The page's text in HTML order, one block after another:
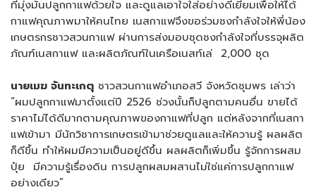
ที่มุ่งมั่นปลูกกาแฟด้วยใจ และดูแลเอาใจใส่อย่างดีเยี่ยมเพื่อให้ได้
กาแฟคุณภาพมาให้คนไทย เนสกาแฟจึงขอร่วมชงกำลังใจให้พี่น้อง
เกษตรกรชาวสวนกาแฟ ผ่านการส่งมอบชุดชงกำลังใจที่บรรจุผลิต
ภัณฑ์เนสกาแฟ และผลิตภัณฑ์ในเครือเนสท์เล่ 2,000 ชุด
นายเมฆ จันทะเกตุ ชาวสวนกาแฟอำเภอสวี จังหวัดชุมพร เล่าว่า
“ผมปลูกกาแฟมาตั้งแต่ปี 2526 ช่วงนั้นก็ปลูกตามคนอื่น ขายได้
ราคาไม่ได้ดีมากตามคุณภาพของกาแฟที่ปลูก แต่หลังจากที่เนสกา
แฟเข้ามา มีนักวิชาการเกษตรเข้ามาช่วยดูแลและให้ความรู้ ผลผลิต
ก็ดีขึ้น ทำให้ผมมีความเป็นอยู่ดีขึ้น ผลผลิตก็เพิ่มขึ้น รู้จักการผสม
ปุ๋ย มีความรู้เรื่องดิน การปลูกผสมผสานไม่ใช่แค่การปลูกกาแฟ
อย่างเดียว”